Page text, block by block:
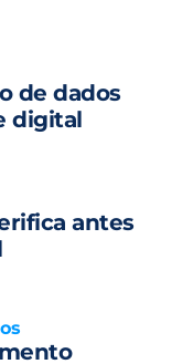
de dados
digital
antes